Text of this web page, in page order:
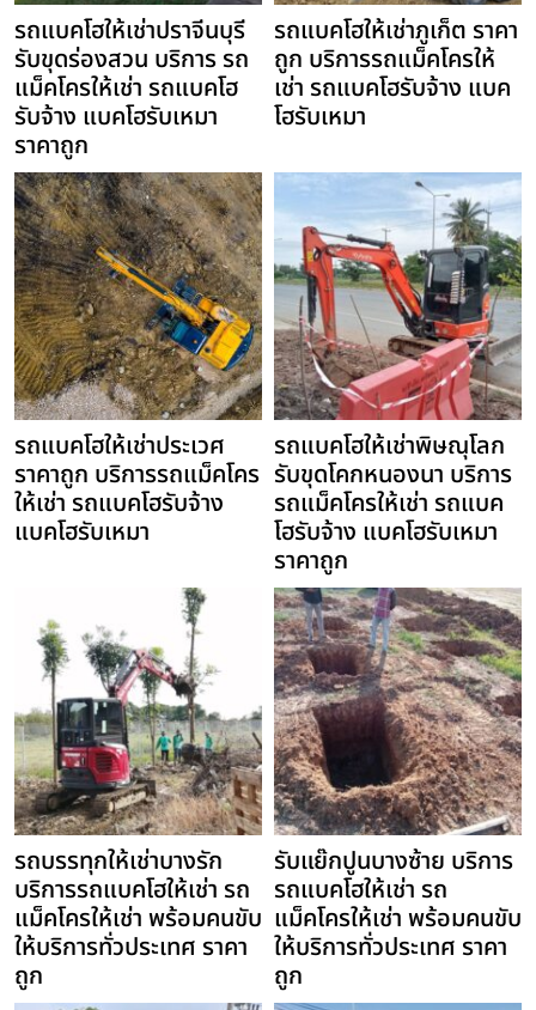
รถแบคโฮให้เช่าปราจีนบุรี
รับขุดร่องสวน บริการ รถ
แม็คโครให้เช่า รถแบคโฮ
รับจ้าง แบคโฮรับเหมา
ราคาถูก
รถแบคโฮให้เช่าภูเก็ต ราคา
ถูก บริการรถแม็คโครให้
เช่า รถแบคโฮรับจ้าง แบค
โฮรับเหมา
รถแบคโฮให้เช่าประเวศ
ราคาถูก บริการรถแม็คโคร
ให้เช่า รถแบคโฮรับจ้าง
แบคโฮรับเหมา
รถแบคโฮให้เช่าพิษณุโลก
รับขุดโคกหนองนา บริการ
รถแม็คโครให้เช่า รถแบค
โฮรับจ้าง แบคโฮรับเหมา
ราคาถูก
รถบรรทุกให้เช่าบางรัก
บริการรถแบคโฮให้เช่า รถ
แม็คโครให้เช่า พร้อมคนขับ
ให้บริการทั่วประเทศ ราคา
ถูก
รับแย๊กปูนบางซ้าย บริการ
รถแบคโฮให้เช่า รถ
แม็คโครให้เช่า พร้อมคนขับ
ให้บริการทั่วประเทศ ราคา
ถูก